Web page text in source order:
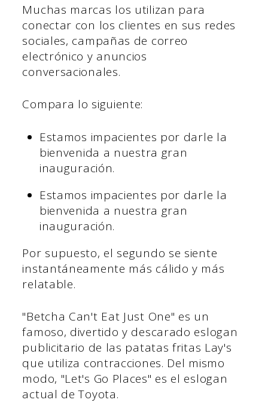
Muchas marcas los utilizan para
conectar con los clientes en sus redes
sociales, campañas de correo
electrónico y anuncios
conversacionales.
Compara lo siguiente:
Estamos impacientes por darle la
bienvenida a nuestra gran
inauguración.
Estamos impacientes por darle la
bienvenida a nuestra gran
inauguración.
Por supuesto, el segundo se siente
instantáneamente más cálido y más
relatable.
"Betcha Can't Eat Just One" es un
famoso, divertido y descarado eslogan
publicitario de las patatas fritas Lay's
que utiliza contracciones. Del mismo
modo, "Let's Go Places" es el eslogan
actual de Toyota.